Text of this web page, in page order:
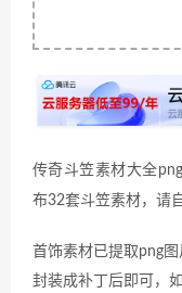
传奇斗笠素材大全
布32套斗笠素材，请
首饰素材已提取png
封装成补丁后即可，